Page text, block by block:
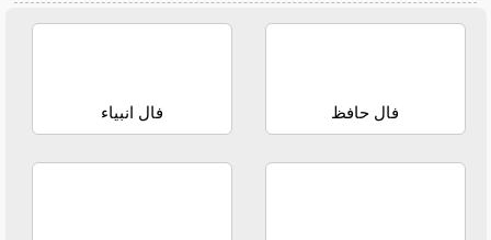
فال حافظ فال انبیاء